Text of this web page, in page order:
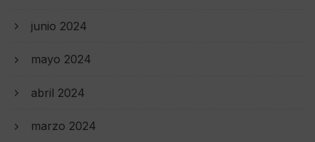
junio 2024
mayo 2024
abril 2024
marzo 2024